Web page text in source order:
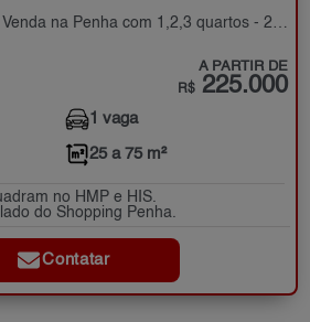
na Penha com 1,2,3 quartos - 25 a 75 m²
A PARTIR DE
R$ 225.000
1 vaga
25 a 75 m²
no HMP e HIS.
do Shopping Penha.
Contatar